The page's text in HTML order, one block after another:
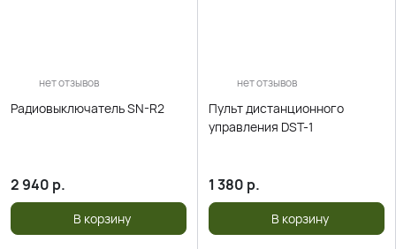
нет отзывов
Радиовыключатель SN-R2
2 940 р.
В корзину
нет отзывов
Пульт дистанционного
управления DST-1
1 380 р.
В корзину